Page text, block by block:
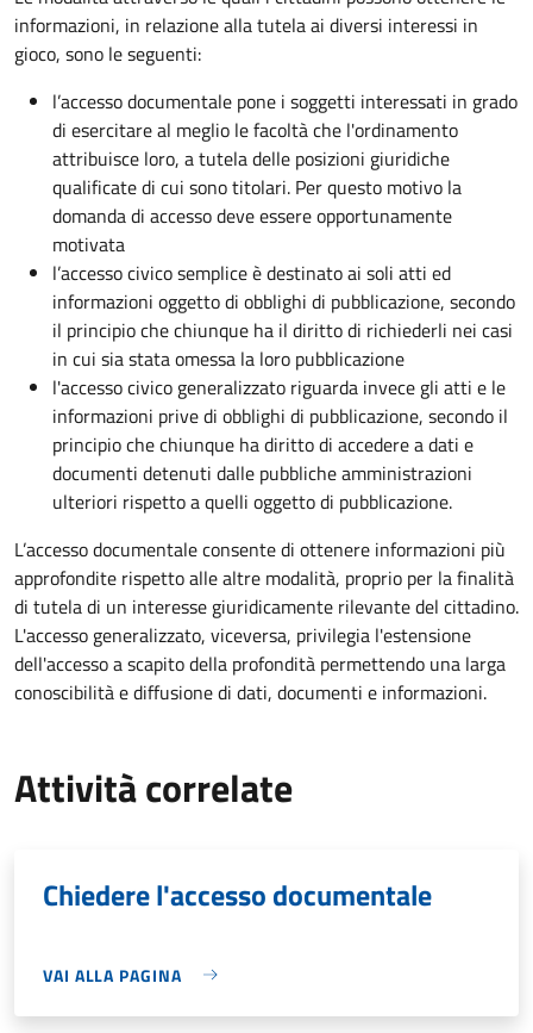
informazioni, in relazione alla tutela ai diversi interessi in
gioco, sono le seguenti:
l’accesso documentale pone i soggetti interessati in grado
di esercitare al meglio le facoltà che l'ordinamento
attribuisce loro, a tutela delle posizioni giuridiche
qualificate di cui sono titolari. Per questo motivo la
domanda di accesso deve essere opportunamente
motivata
l’accesso civico semplice è destinato ai soli atti ed
informazioni oggetto di obblighi di pubblicazione, secondo
il principio che chiunque ha il diritto di richiederli nei casi
in cui sia stata omessa la loro pubblicazione
l'accesso civico generalizzato riguarda invece gli atti e le
informazioni prive di obblighi di pubblicazione, secondo il
principio che chiunque ha diritto di accedere a dati e
documenti detenuti dalle pubbliche amministrazioni
ulteriori rispetto a quelli oggetto di pubblicazione.
L’accesso documentale consente di ottenere informazioni più
approfondite rispetto alle altre modalità, proprio per la finalità
di tutela di un interesse giuridicamente rilevante del cittadino.
L'accesso generalizzato, viceversa, privilegia l'estensione
dell'accesso a scapito della profondità permettendo una larga
conoscibilità e diffusione di dati, documenti e informazioni.
Attività correlate
Chiedere l'accesso documentale
VAI ALLA PAGINA